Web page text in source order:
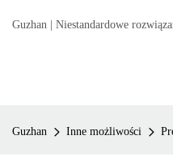
Guzhan | Niestandardowe
Guzhan Inne możliwości